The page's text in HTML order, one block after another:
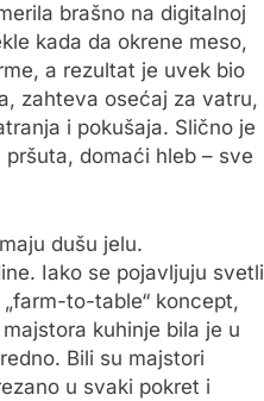
brašno na digitalnoj
kada da okrene meso,
a rezultat je uvek bio
zahteva osećaj za vatru,
i pokušaja. Slično je
domaći hleb – sve
dušu jelu.
Iako se pojavljuju svetli
to-table“ koncept,
kuhinje bila je u
Bili su majstori
u svaki pokret i